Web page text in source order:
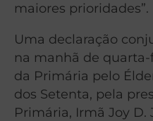
maiores prioridades”.
Uma declaração
na manhã de
da Primária pelo
dos Setenta, pela
Primária, Irmã Joy D.